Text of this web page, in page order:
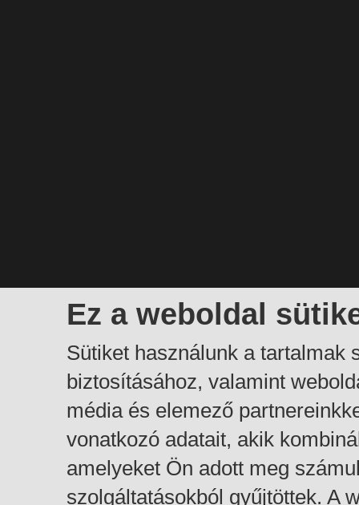
Ez a weboldal
Sütiket használunk a tartalmak
biztosításához, valamint
média és elemező
vonatkozó adatait, akik
amelyeket Ön adott meg
szolgáltatásokból gyűjtöttek. A